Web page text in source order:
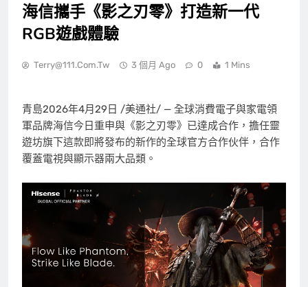
海信攜手《影之刃零》打造新一代
RGB遊戲體驗
Terry@111.com.tw 3 個月 Ago 0 1 Mins
青島2026年4月29日 /美通社/ — 全球消費電子與家電領
軍品牌海信今日重申與《影之刃零》已達成合作，擔任靈
遊坊旗下這款即將發布的新作的全球官方合作伙伴，合作
覆蓋電視與顯示器兩大品類。